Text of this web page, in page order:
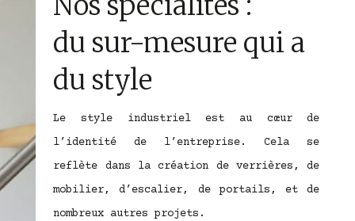
du sur-mesure qui a
du style
Le style industriel est au cœur de
l’identité de l’entreprise. Cela se
reflète dans la création de verrières, de
mobilier, d’escalier, de portails, et de
nombreux autres projets.